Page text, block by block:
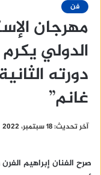
فن
مهرجان
الدولي
دورته
غانم”
آخر تحديث: 18 سبتمبر، 2022
صرح الفنان إبراهيم